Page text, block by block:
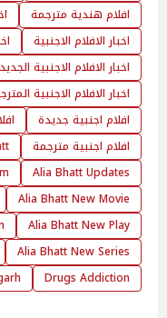
افلام هندية مترجمة
اخبار الافلام الاجنبية
اخبار الافلام الاجنبية
اخبار الافلام الاجنبية
افلام اجنبية جديدة
افلام اجنبية مترجمة
Alia Bhatt Updates
Alia Bhatt New Movie
Alia Bhatt New Play
Alia Bhatt New Series
Drugs Addiction